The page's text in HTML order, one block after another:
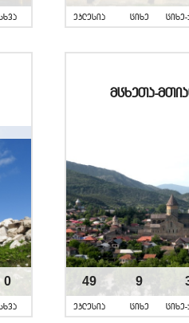
sxva eklesia cixe cixe-
0
sxva
mcxeTa-
49
eklesia
9
cixe cixe-